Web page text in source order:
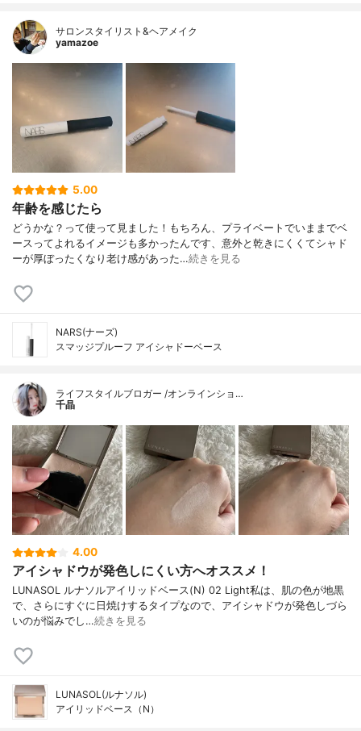
サロンスタイリスト&ヘアメイク
yamazoe
5.00
年齢を感じたら
どうかな？って使って見ました！もちろん、プライベートでいままでベ
ースってよれるイメージも多かったんです、意外と乾きにくくてシャド
ーが厚ぼったくなり老け感があった…続きを見る
NARS(ナーズ)
スマッジプルーフ アイシャドーベース
ライフスタイルブロガー /オンラインショ…
千晶
4.00
アイシャドウが発色しにくい方へオススメ！
LUNASOL ルナソルアイリッドベース(N) 02 Light私は、肌の色が地黒
で、さらにすぐに日焼けするタイプなので、アイシャドウが発色しづら
いのが悩みでし…続きを見る
LUNASOL(ルナソル)
アイリッドベース（N）